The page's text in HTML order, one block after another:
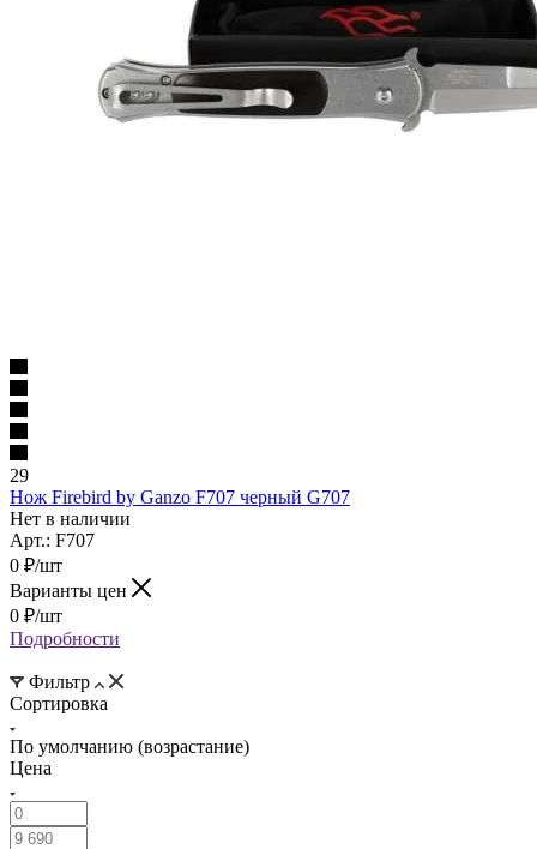
29
Нож Firebird by Ganzo F707 черный G707
Нет в наличии
Арт.: F707
0 ₽/шт
Варианты цен
0 ₽/шт
Подробности
Фильтр
Сортировка
По умолчанию (возрастание)
Цена